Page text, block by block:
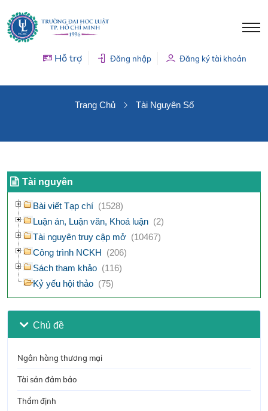
Hỗ trợ Đăng nhập Đăng ký tài khoản
Trang Chủ Tài Nguyên Số
Tài nguyên
Bài viết Tạp chí (1528)
Luận án, Luận văn, Khoá luận (2)
Tài nguyên truy cập mở (10467)
Công trình NCKH (206)
Sách tham khảo (116)
Kỷ yếu hội thảo (75)
Chủ đề
Ngân hàng thương mại
Tài sản đảm bảo
Thẩm định